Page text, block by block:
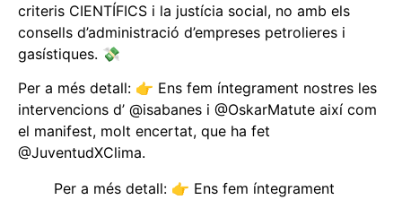
criteris CIENTÍFICS i la justícia social, no amb els
consells d’administració d’empreses petrolieres i
gasístiques. 💸
Per a més detall: 👉 Ens fem íntegrament nostres les
intervencions d’ @isabanes i @OskarMatute així com
el manifest, molt encertat, que ha fet
@JuventudXClima.
Per a més detall: 👉 Ens fem íntegrament